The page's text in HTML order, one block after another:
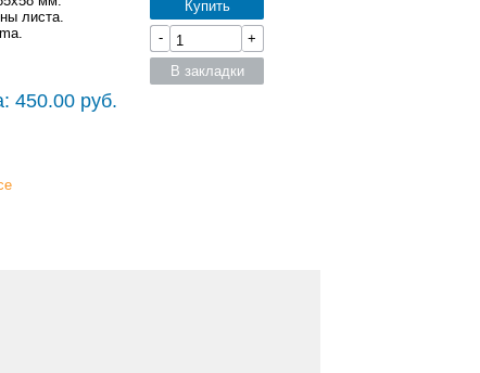
листа.
450.00 руб.
Купить
-
+
В закладки